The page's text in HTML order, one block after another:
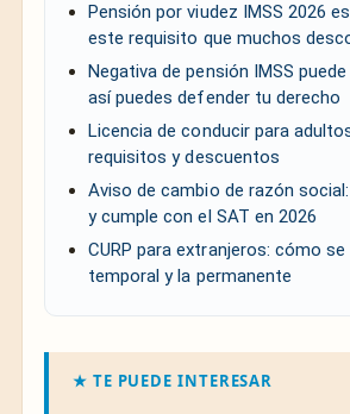
Pensión por viudez IMSS 2026
este requisito que muchos
Negativa de pensión IMSS
así puedes defender tu derecho
Licencia de conducir para
requisitos y descuentos
Aviso de cambio de razón
y cumple con el SAT en 2026
CURP para extranjeros: cómo
temporal y la permanente
★ TE PUEDE INTERESAR